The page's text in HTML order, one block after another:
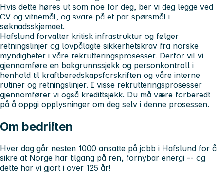
Hvis dette høres ut som noe for deg, ber vi deg legge ved
CV og vitnemål, og svare på et par spørsmål i
søknadsskjemaet.
Hafslund forvalter kritisk infrastruktur og følger
retningslinjer og lovpålagte sikkerhetskrav fra norske
myndigheter i våre rekrutteringsprosesser. Derfor vil vi
gjennomføre en bakgrunnssjekk og personkontroll i
henhold til kraftberedskapsforskriften og våre interne
rutiner og retningslinjer. I visse rekrutteringsprosesser
gjennomfører vi også kredittsjekk. Du må være forberedt
på å oppgi opplysninger om deg selv i denne prosessen.
Om bedriften
Hver dag går nesten 1000 ansatte på jobb i Hafslund for å
sikre at Norge har tilgang på ren, fornybar energi -- og
dette har vi gjort i over 125 år!